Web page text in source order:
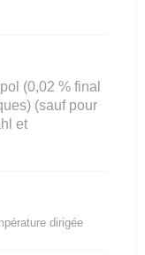
(0,02 % final
(sauf pour
et
dirigée